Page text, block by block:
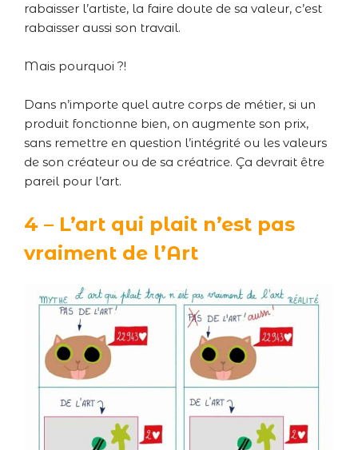
rabaisser l’artiste, la faire doute de sa valeur, c’est
rabaisser aussi son travail.
Mais pourquoi ?!
Dans n’importe quel autre corps de métier, si un
produit fonctionne bien, on augmente son prix,
sans remettre en question l’intégrité ou les valeurs
de son créateur ou de sa créatrice. Ça devrait être
pareil pour l’art.
4 – L’art qui plait n’est pas
vraiment de l’Art